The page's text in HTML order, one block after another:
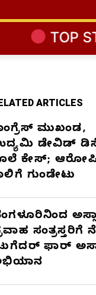
ARTICLES
ಮುಖಂಡ,
ಡೇವಿಡ್‌
ಕೇಸ್;‌
ಗುಂಡೇಟು
ಸಂತ್ರಸ್ತರಿಗೆ
ಫಾರ್